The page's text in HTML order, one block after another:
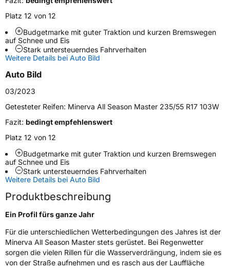
Weitere Eigenschaften
SchlauchtypTL
ZustandNeureifen
M+SJa
EU Label
EffizienzD
NasshaftungC
Rollgeräusch (dB)71
Fahrzeugklasse
C1
3PMSF / Schneeflockensymbol / Alpine-SymbolJa
Platz 12 von 12
Budgetmarke mit guter Traktion und kurzen Bremswegen
auf Schnee und Eis
Stark untersteuerndes Fahrverhalten
Weitere Details bei Auto Bild
Auto Bild
03/2023
Getesteter Reifen: Minerva All Season Master 235/55 R17 103W
Fazit: bedingt empfehlenswert
Platz 12 von 12
Budgetmarke mit guter Traktion und kurzen Bremswegen
auf Schnee und Eis
Stark untersteuerndes Fahrverhalten
Weitere Details bei Auto Bild
Produktbeschreibung
Ein Profil fürs ganze Jahr
Für die unterschiedlichen Wetterbedingungen des Jahres ist der
Minerva All Season Master stets gerüstet. Bei Regenwetter
sorgen die vielen Rillen für die Wasserverdrängung, indem sie es
von der Straße aufnehmen und es rasch aus der Lauffläche